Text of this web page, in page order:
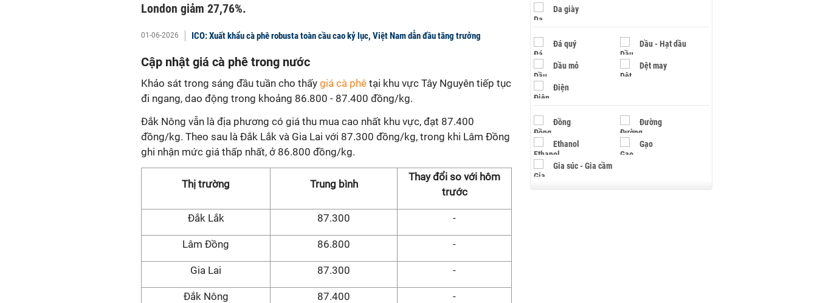
London giảm 27,76%.
01-06-2026 ICO: Xuất khẩu cà phê robusta toàn cầu cao kỷ lục, Việt Nam dẫn đầu tăng trưởng
Cập nhật giá cà phê trong nước
Khảo sát trong sáng đầu tuần cho thấy giá cà phê tại khu vực Tây Nguyên tiếp tục
đi ngang, dao động trong khoảng 86.800 - 87.400 đồng/kg.
Đắk Nông vẫn là địa phương có giá thu mua cao nhất khu vực, đạt 87.400
đồng/kg. Theo sau là Đắk Lắk và Gia Lai với 87.300 đồng/kg, trong khi Lâm Đồng
ghi nhận mức giá thấp nhất, ở 86.800 đồng/kg.
Thị trường Trung bình
Thay đổi so với hôm
trước
Đắk Lắk 87.300 -
Lâm Đồng 86.800 -
Gia Lai 87.300 -
Đắk Nông 87.400 -
Da giày
Đá quý Dầu - Hạt dầu
Dầu mỏ Dệt may
Điện
Đồng Đường
Ethanol Gạo
Gia súc - Gia cầm